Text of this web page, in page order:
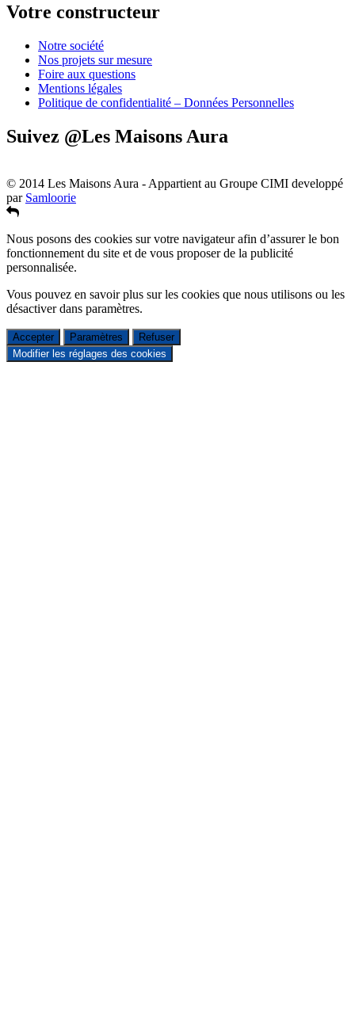
Votre constructeur
Notre société
Nos projets sur mesure
Foire aux questions
Mentions légales
Politique de confidentialité – Données Personnelles
Suivez @Les Maisons Aura
© 2014 Les Maisons Aura - Appartient au Groupe CIMI developpé
par Samloorie
Nous posons des cookies sur votre navigateur afin d’assurer le bon
fonctionnement du site et de vous proposer de la publicité
personnalisée.
Vous pouvez en savoir plus sur les cookies que nous utilisons ou les
désactiver dans paramètres.
Accepter Paramètres
Refuser
Modifier les réglages des cookies